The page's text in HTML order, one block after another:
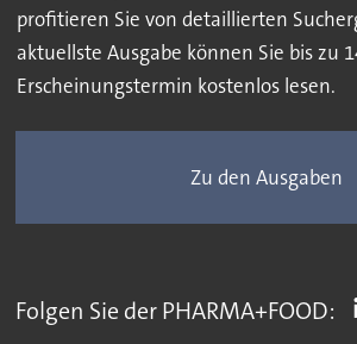
profitieren Sie von detaillierten
aktuellste Ausgabe können Sie bis zu
Erscheinungstermin kostenlos lesen.
Zu den Ausgaben
Folgen Sie der PHARMA+FOOD: